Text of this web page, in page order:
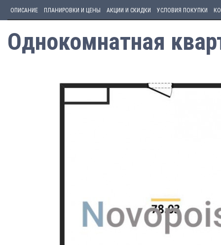
ОПИСАНИЕ ПЛАНИРОВКИ И ЦЕНЫ АКЦИИ И СКИДКИ УСЛОВИЯ ПОКУПКИ
Однокомнатная